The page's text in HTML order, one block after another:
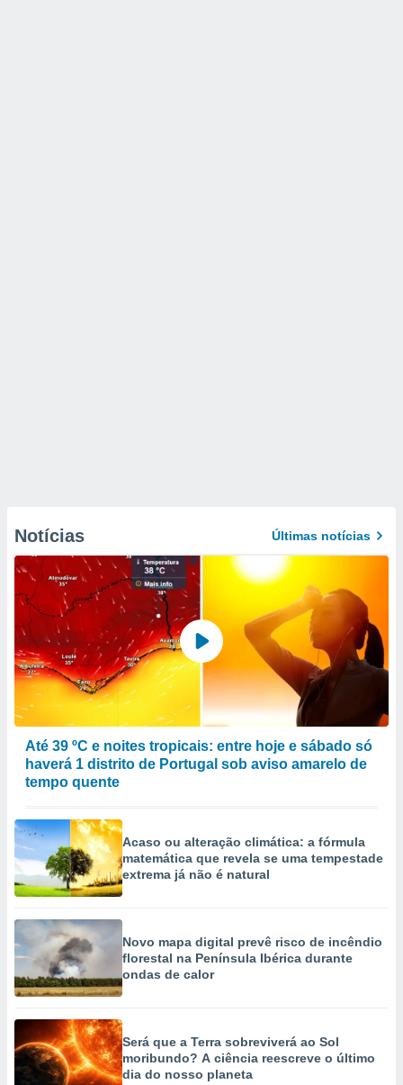
Notícias Últimas notícias
Até 39 ºC e noites tropicais: entre hoje e sábado só
haverá 1 distrito de Portugal sob aviso amarelo de
tempo quente
Acaso ou alteração climática: a fórmula
matemática que revela se uma tempestade
extrema já não é natural
Novo mapa digital prevê risco de incêndio
florestal na Península Ibérica durante
ondas de calor
Será que a Terra sobreviverá ao Sol
moribundo? A ciência reescreve o último
dia do nosso planeta